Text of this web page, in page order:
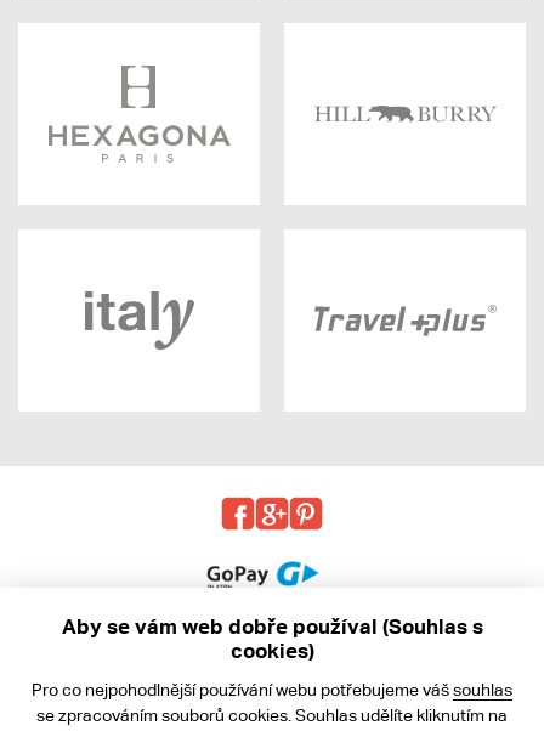
Obchodní podmínky
Aby se vám web dobře používal (Souhlas s
cookies)
Pro co nejpohodlnější používání webu potřebujeme vášsouhlas
se zpracováním souborů cookies. Souhlas udělíte kliknutím na